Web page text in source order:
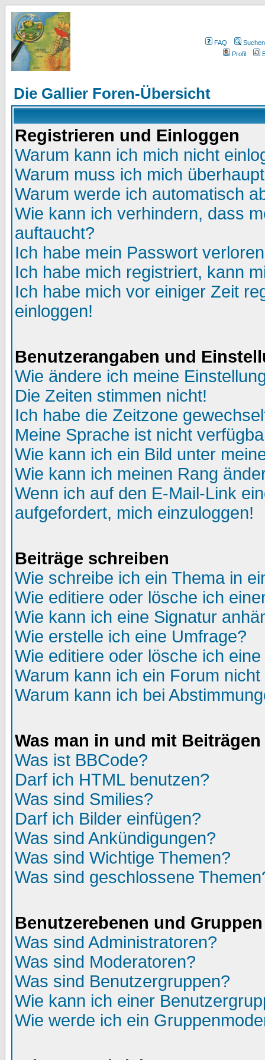
FAQ
Suchen
Profil
Die Gallier Foren-Übersicht
Registrieren und Einloggen
Warum kann ich mich nicht
Warum muss ich mich
Warum werde ich automatisch
Wie kann ich verhindern, dass
auftaucht?
Ich habe mein Passwort
Ich habe mich registriert, kann
Ich habe mich vor einiger Zeit
einloggen!
Benutzerangaben und
Wie ändere ich meine
Die Zeiten stimmen nicht!
Ich habe die Zeitzone
Meine Sprache ist nicht
Wie kann ich ein Bild unter
Wie kann ich meinen Rang
Wenn ich auf den E-Mail-Link
aufgefordert, mich einzuloggen!
Beiträge schreiben
Wie schreibe ich ein Thema in
Wie editiere oder lösche ich
Wie kann ich eine Signatur
Wie erstelle ich eine Umfrage?
Wie editiere oder lösche ich
Warum kann ich ein Forum
Warum kann ich bei
Was man in und mit
Was ist BBCode?
Darf ich HTML benutzen?
Was sind Smilies?
Darf ich Bilder einfügen?
Was sind Ankündigungen?
Was sind Wichtige Themen?
Was sind geschlossene
Benutzerebenen und Gruppen
Was sind Administratoren?
Was sind Moderatoren?
Was sind Benutzergruppen?
Wie kann ich einer
Wie werde ich ein